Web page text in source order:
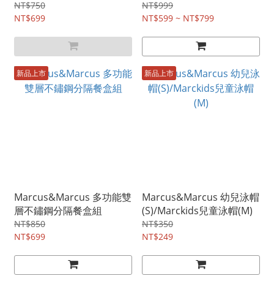
NT$750
NT$699
鏽鋼隨行吸管保冷杯
(530ml~650ml)
NT$999
NT$599 ~ NT$799
新品上市
Marcus&Marcus 多功能雙
層不鏽鋼分隔餐盒組
NT$850
NT$699
新品上市
Marcus&Marcus 幼兒泳帽
(S)/Marckids兒童泳帽(M)
NT$350
NT$249